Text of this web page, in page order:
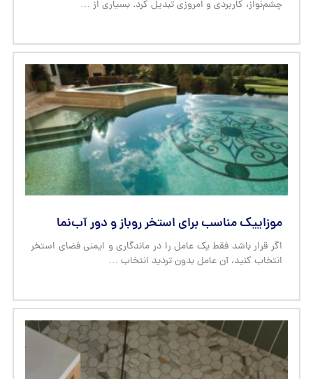
چشم‌نواز، کاربردی و امروزی تبدیل کرد. بسیاری از …
موزاییک مناسب برای استخر روباز و دور آب‌نما
اگر قرار باشد فقط یک عامل را در ماندگاری و ایمنی فضای استخر
انتخاب کنید، آن عامل بدون تردید انتخاب …